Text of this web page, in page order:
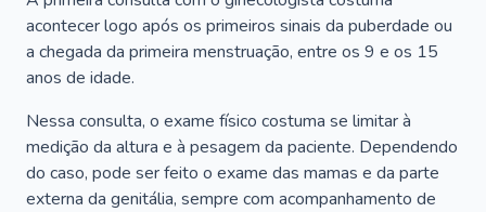
acontecer logo após os primeiros sinais da puberdade ou
a chegada da primeira menstruação, entre os 9 e os 15
anos de idade.
Nessa consulta, o exame físico costuma se limitar à
medição da altura e à pesagem da paciente. Dependendo
do caso, pode ser feito o exame das mamas e da parte
externa da genitália, sempre com acompanhamento de